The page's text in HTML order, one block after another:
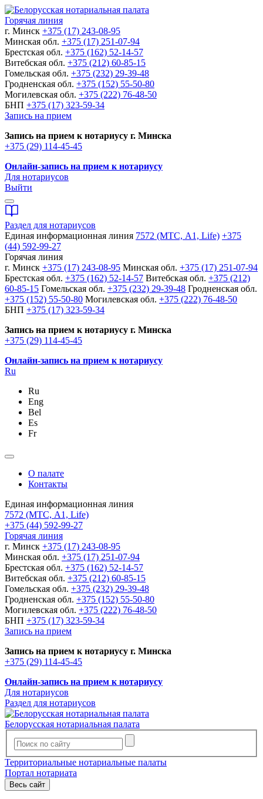
Горячая линия
г. Минск +375 (17) 243-08-95
Минская обл. +375 (17) 251-07-94
Брестская обл. +375 (162) 52-14-57
Витебская обл. +375 (212) 60-85-15
Гомельская обл. +375 (232) 29-39-48
Гродненская обл. +375 (152) 55-50-80
Могилевская обл. +375 (222) 76-48-50
БНП +375 (17) 323-59-34
Запись на прием
Запись на прием к нотариусу г. Минска
+375 (29) 114-45-45
Онлайн-запись на прием к нотариусу
Для нотариусов
Выйти
Раздел для нотариусов
Единая информационная линия 7572 (МТС, A1, Life) +375
(44) 592-99-27
Горячая линия
г. Минск +375 (17) 243-08-95 Минская обл. +375 (17) 251-07-94
Брестская обл. +375 (162) 52-14-57 Витебская обл. +375 (212)
60-85-15 Гомельская обл. +375 (232) 29-39-48 Гродненская обл.
+375 (152) 55-50-80 Могилевская обл. +375 (222) 76-48-50
БНП +375 (17) 323-59-34
Запись на прием к нотариусу г. Минска
+375 (29) 114-45-45
Онлайн-запись на прием к нотариусу
Ru
Ru
Eng
Bel
Es
Fr
О палате
Контакты
Единая информационная линия
7572 (МТС, A1, Life)
+375 (44) 592-99-27
Горячая линия
г. Минск +375 (17) 243-08-95
Минская обл. +375 (17) 251-07-94
Брестская обл. +375 (162) 52-14-57
Витебская обл. +375 (212) 60-85-15
Гомельская обл. +375 (232) 29-39-48
Гродненская обл. +375 (152) 55-50-80
Могилевская обл. +375 (222) 76-48-50
БНП +375 (17) 323-59-34
Запись на прием
Запись на прием к нотариусу г. Минска
+375 (29) 114-45-45
Онлайн-запись на прием к нотариусу
Для нотариусов
Раздел для нотариусов
Белорусская нотариальная палата
Территориальные нотариальные палаты
Портал нотариата
Весь сайт